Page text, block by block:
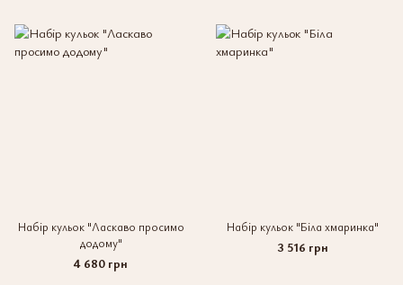
Набір кульок "Ласкаво просимо
додому"
4 680 грн
Набір кульок "Біла хмаринка"
3 516 грн